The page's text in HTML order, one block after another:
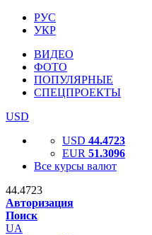
РУС
УКР
ВИДЕО
ФОТО
ПОПУЛЯРНЫЕ
СПЕЦПРОЕКТЫ
USD
USD 44.4723
EUR 51.3096
Все курсы валют
44.4723
Авторизация
Поиск
UA